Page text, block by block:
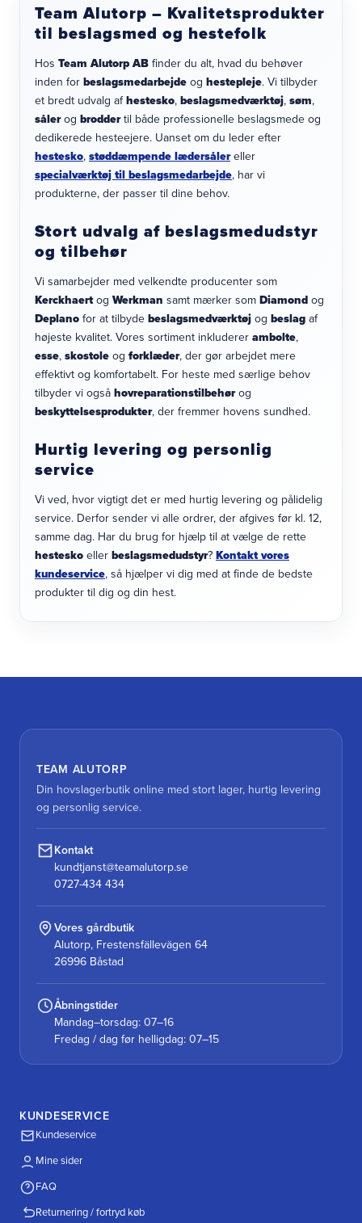
Team Alutorp – Kvalitetsprodukter
til beslagsmed og hestefolk
Hos Team Alutorp AB finder du alt, hvad du behøver
inden for beslagsmedarbejde og hestepleje. Vi tilbyder
et bredt udvalg afhestesko, beslagsmedværktøj, søm,
sålerog broddertil både professionelle beslagsmede og
dedikerede hesteejere. Uanset om du leder efter
hestesko, støddæmpende lædersålereller
specialværktøj til beslagsmedarbejde, har vi
produkterne, der passer til dine behov.
Stort udvalg af beslagsmedudstyr
og tilbehør
Vi samarbejder med velkendte producenter som
Kerckhaertog Werkman samt mærker som Diamond og
Deplano for at tilbyde beslagsmedværktøj og beslag af
højeste kvalitet. Vores sortiment inkluderer ambolte,
esse, skostole og forklæder, der gør arbejdet mere
effektivt og komfortabelt. For heste med særlige behov
tilbyder vi også hovreparationstilbehørog
beskyttelsesprodukter, der fremmer hovens sundhed.
Hurtig levering og personlig
service
Vi ved, hvor vigtigt det er med hurtig levering og pålidelig
service. Derfor sender vi alle ordrer, der afgives før kl. 12,
samme dag. Har du brug for hjælp til at vælge de rette
hestesko eller beslagsmedudstyr? Kontakt vores
kundeservice, så hjælper vi dig med at finde de bedste
produkter til dig og din hest.
TEAM ALUTORP
Din hovslagerbutik online med stort lager, hurtig levering
og personlig service.
Kontakt
kundtjanst@teamalutorp.se
0727-434 434
Vores gårdbutik
Alutorp, Frestensfällevägen 64
26996 Båstad
Åbningstider
Mandag–torsdag: 07–16
Fredag / dag før helligdag: 07–15
KUNDESERVICE
Kundeservice
Mine sider
FAQ
Returnering / fortryd køb